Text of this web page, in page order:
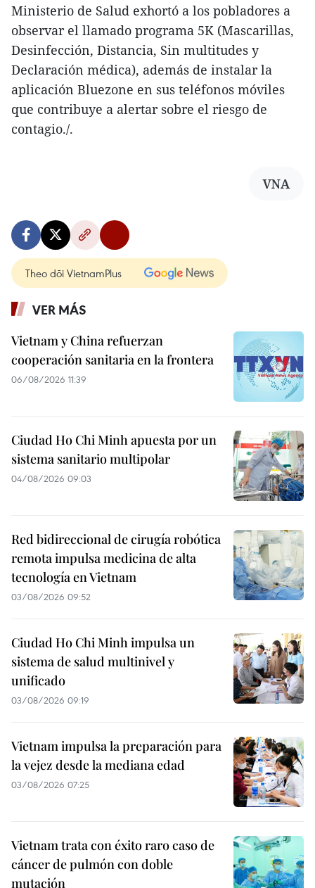
Ministerio de Salud exhortó a los pobladores a
observar el llamado programa 5K (Mascarillas,
Desinfección, Distancia, Sin multitudes y
Declaración médica), además de instalar la
aplicación Bluezone en sus teléfonos móviles
que contribuye a alertar sobre el riesgo de
contagio./.
VNA
Theo dõi VietnamPlus
VER MÁS
Vietnam y China refuerzan
cooperación sanitaria en la frontera
06/08/2026 11:39
Ciudad Ho Chi Minh apuesta por un
sistema sanitario multipolar
04/08/2026 09:03
Red bidireccional de cirugía robótica
remota impulsa medicina de alta
tecnología en Vietnam
03/08/2026 09:52
Ciudad Ho Chi Minh impulsa un
sistema de salud multinivel y
unificado
03/08/2026 09:19
Vietnam impulsa la preparación para
la vejez desde la mediana edad
03/08/2026 07:25
Vietnam trata con éxito raro caso de
cáncer de pulmón con doble
mutación